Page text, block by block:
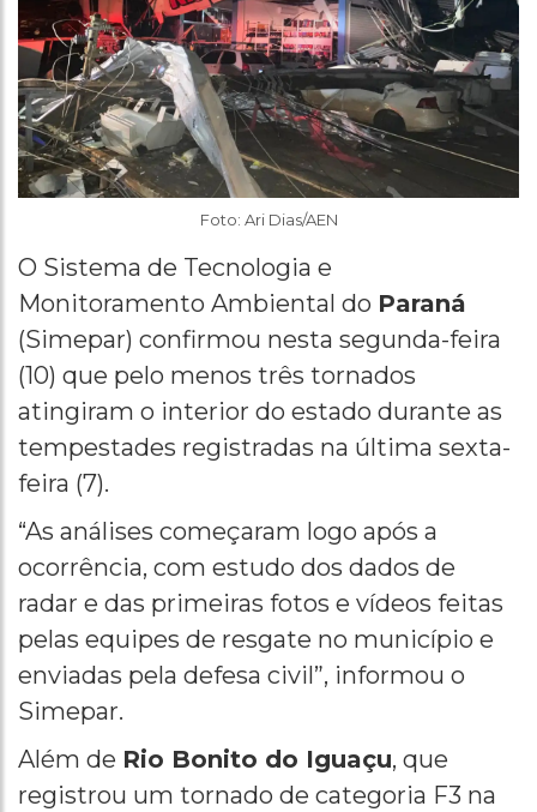
Foto: Ari Dias/AEN
O Sistema de Tecnologia e
Monitoramento Ambiental do Paraná
(Simepar) confirmou nesta segunda-feira
(10) que pelo menos três tornados
atingiram o interior do estado durante as
tempestades registradas na última sexta-
feira (7).
“As análises começaram logo após a
ocorrência, com estudo dos dados de
radar e das primeiras fotos e vídeos feitas
pelas equipes de resgate no município e
enviadas pela defesa civil”, informou o
Simepar.
Além de Rio Bonito do Iguaçu, que
registrou um tornado de categoria F3 na